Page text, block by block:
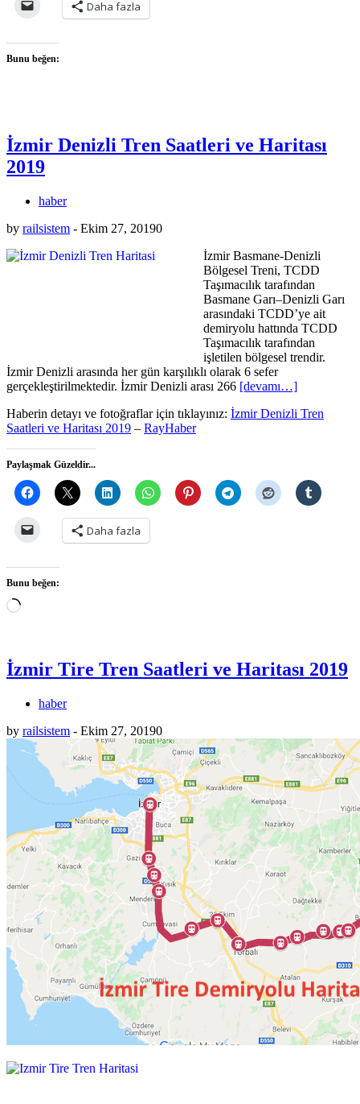
Daha fazla
Bunu beğen:
İzmir Denizli Tren Saatleri ve Haritası
2019
haber
by railsistem - Ekim 27, 20190
İzmir Basmane-Denizli
Bölgesel Treni, TCDD
Taşımacılık tarafından
Basmane Garı–Denizli Garı
arasındaki TCDD’ye ait
demiryolu hattında TCDD
Taşımacılık tarafından
işletilen bölgesel trendir.
İzmir Denizli arasında her gün karşılıklı olarak 6 sefer
gerçekleştirilmektedir. İzmir Denizli arası 266 [devamı…]
Haberin detayı ve fotoğraflar için tıklayınız: İzmir Denizli Tren
Saatleri ve Haritası 2019 – RayHaber
Paylaşmak Güzeldir...
Daha fazla
Bunu beğen:
Yükleniyor...
İzmir Tire Tren Saatleri ve Haritası 2019
haber
by railsistem - Ekim 27, 20190